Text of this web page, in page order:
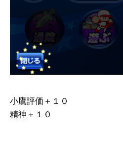
小鷹評価＋１０
精神＋１０